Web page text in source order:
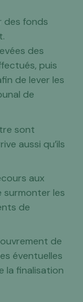
des fonds
des
puis
de lever les
de
sont
aussi qu’ils
aux
surmonter les
de
de
éventuelles
la finalisation